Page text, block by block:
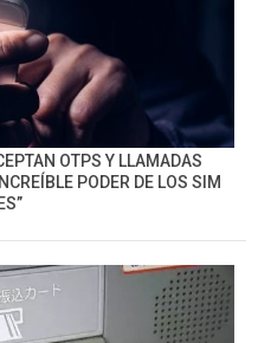
OTPS Y LLAMADAS
PODER DE LOS SIM